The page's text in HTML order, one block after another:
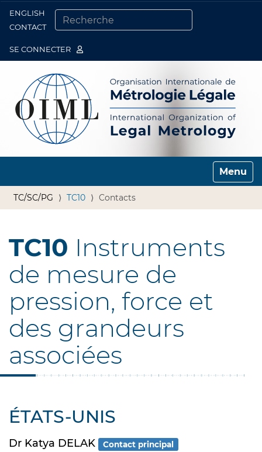
ENGLISH
CONTACT
SE CONNECTER
Toggle
TC/SC/PG TC10 Contacts
TC10 Instruments
de mesure de
pression, force et
des grandeurs
associées
ÉTATS-UNIS
Dr Katya DELAK Contact principal